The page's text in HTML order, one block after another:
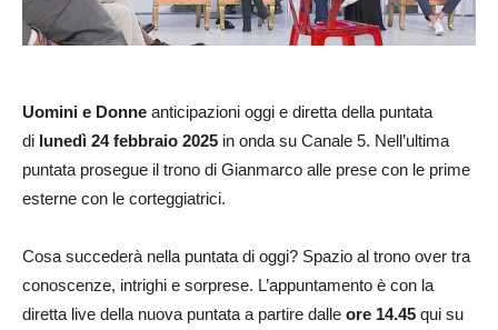
Uomini e Donne anticipazioni oggi e diretta della puntata
di lunedì 24 febbraio 2025 in onda su Canale 5. Nell’ultima
puntata prosegue il trono di Gianmarco alle prese con le prime
esterne con le corteggiatrici.
Cosa succederà nella puntata di oggi? Spazio al trono over tra
conoscenze, intrighi e sorprese. L’appuntamento è con la
diretta live della nuova puntata a partire dalle ore 14.45 qui su